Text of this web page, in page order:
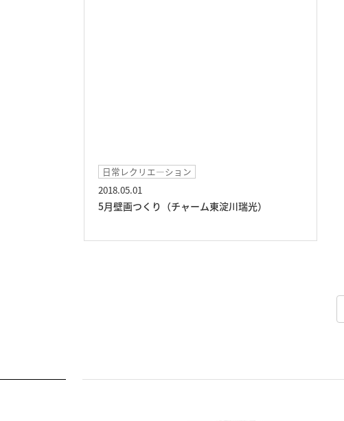
日常レクリエ―ション
2018.05.01
5月壁画つくり（チャーム東淀川瑞光）